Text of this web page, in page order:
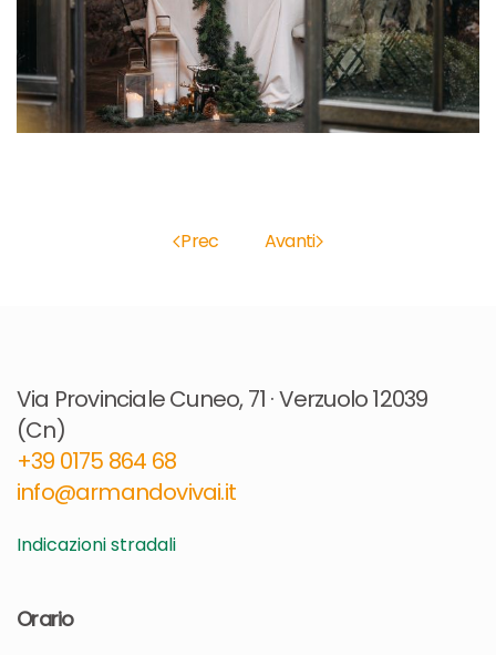
Prec Avanti
Via Provinciale Cuneo, 71 · Verzuolo 12039
(Cn)
+39 0175 864 68​
info@armandovivai.it
Indicazioni stradali
Orario